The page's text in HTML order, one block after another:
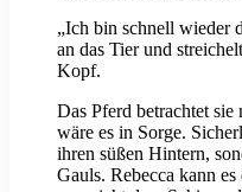
„Ich bin schnell wieder
an das Tier und
Kopf.
Das Pferd betrachtet sie
wäre es in Sorge.
ihren süßen Hintern,
Gauls. Rebecca kann